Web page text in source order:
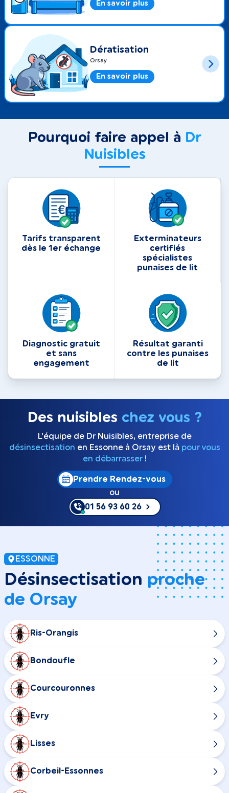
En savoir plus
Dératisation
Orsay
En savoir plus
Pourquoi faire appel à Dr
Nuisibles
Tarifs transparent
dès le 1er échange
Exterminateurs
certifiés
spécialistes
punaises de lit
Diagnostic gratuit
et sans
engagement
Résultat garanti
contre les punaises
de lit
Des nuisibles chez vous ?
L’équipe de Dr Nuisibles, entreprise de
désinsectisation en Essonne à Orsay est là pour vous
en débarrasser!
Prendre Rendez-vous
ou
01 56 93 60 26
ESSONNE
Désinsectisation proche
de Orsay
Ris-Orangis
Bondoufle
Courcouronnes
Evry
Lisses
Corbeil-Essonnes